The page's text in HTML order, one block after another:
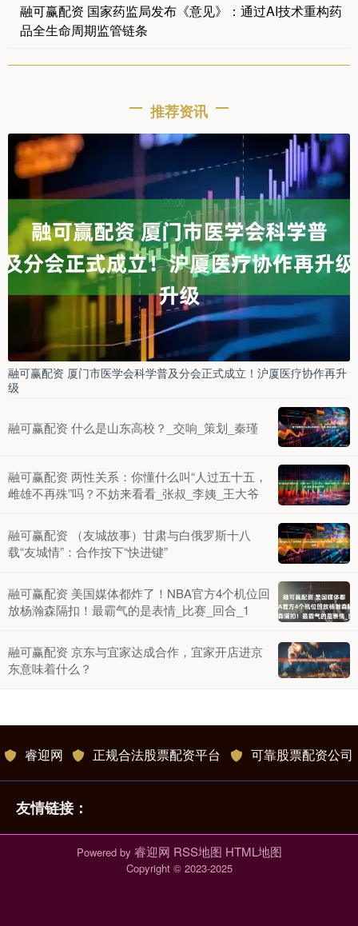
融可赢配资 国家药监局发布《意见》：通过AI技术重构药
品全生命周期监管链条
推荐资讯
融可赢配资 厦门市医学会科学普及分会正式成立！沪厦医疗协作再升
级
融可赢配资 什么是山东高校？_交响_策划_秦瑾
融可赢配资 两性关系：你懂什么叫“人过五十五，
雌雄不再殊”吗？不妨来看看_张叔_李姨_王大爷
融可赢配资 （友城故事）甘肃与白俄罗斯十八
载“友城情”：合作按下“快进键”
融可赢配资 美国媒体都炸了！NBA官方4个机位回
放杨瀚森隔扣！最霸气的是表情_比赛_回合_1
融可赢配资 京东与宜家达成合作，宜家开店进京
东意味着什么？
睿迎网 正规合法股票配资平台 可靠股票配资公司
友情链接：
Powered by 睿迎网 RSS地图 HTML地图
Copyright © 2023-2025